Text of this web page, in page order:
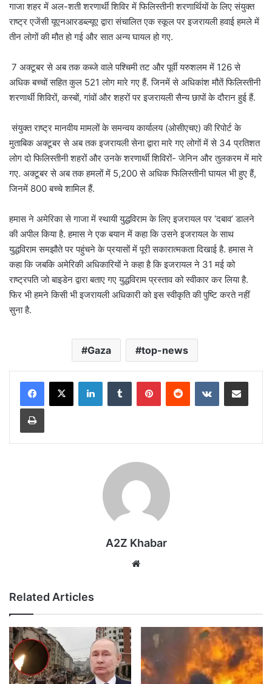
गाजा शहर में अल-शती शरणार्थी शिविर में फिलिस्तीनी शरणार्थियों के लिए संयुक्त
राष्ट्र एजेंसी यूएनआरडब्ल्यूए द्वारा संचालित एक स्कूल पर इजरायली हवाई हमले में
तीन लोगों की मौत हो गई और सात अन्य घायल हो गए.
7 अक्टूबर से अब तक कब्जे वाले पश्चिमी तट और पूर्वी यरुशलम में 126 से
अधिक बच्चों सहित कुल 521 लोग मारे गए हैं. जिनमें से अधिकांश मौतें फिलिस्तीनी
शरणार्थी शिविरों, कस्बों, गांवों और शहरों पर इजरायली सैन्य छापों के दौरान हुई हैं.
संयुक्त राष्ट्र मानवीय मामलों के समन्वय कार्यालय (ओसीएचए) की रिपोर्ट के
मुताबिक अक्टूबर से अब तक इजरायली सेना द्वारा मारे गए लोगों में से 34 प्रतिशत
लोग दो फिलिस्तीनी शहरों और उनके शरणार्थी शिविरों- जेनिन और तुलकरम में मारे
गए. अक्टूबर से अब तक हमलों में 5,200 से अधिक फिलिस्तीनी घायल भी हुए हैं,
जिनमें 800 बच्चे शामिल हैं.
हमास ने अमेरिका से गाजा में स्थायी युद्धविराम के लिए इजरायल पर ‘दबाव’ डालने
की अपील किया है. हमास ने एक बयान में कहा कि उसने इजरायल के साथ
युद्धविराम समझौते पर पहुंचने के प्रयासों में पूरी सकारात्मकता दिखाई है. हमास ने
कहा कि जबकि अमेरिकी अधिकारियों ने कहा है कि इजरायल ने 31 मई को
राष्ट्रपति जो बाइडेन द्वारा बताए गए युद्धविराम प्रस्ताव को स्वीकार कर लिया है.
फिर भी हमने किसी भी इजरायली अधिकारी को इस स्वीकृति की पुष्टि करते नहीं
सुना है.
Gaza top-news
LinkedInTumblr PinterestReddit VKontakteShare via Email
Print
A2Z Khabar
Related Articles